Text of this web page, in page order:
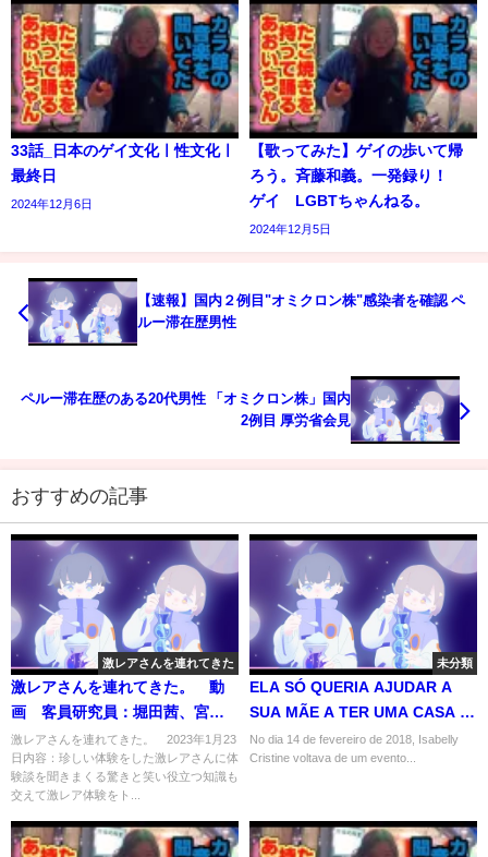
33話_日本のゲイ文化ㅣ性文化ㅣ
最終日
2024年12月6日
【歌ってみた】ゲイの歩いて帰
ろう。斉藤和義。一発録り！
ゲイ LGBTちゃんねる。
2024年12月5日
【速報】国内２例目"オミクロン株"感染者を確認 ペ
ルー滞在歴男性
ペルー滞在歴のある20代男性 「オミクロン株」国内
2例目 厚労省会見
おすすめの記事
激レアさんを連れてきた
激レアさんを連れてきた。 動
画 客員研究員：堀田茜、宮沢
氷魚 1月23日
激レアさんを連れてきた。 2023年1月23
日内容：珍しい体験をした激レアさんに体
験談を聞きまくる驚きと笑い役立つ知識も
交えて激レア体験をト...
未分類
ELA SÓ QUERIA AJUDAR A
SUA MÃE A TER UMA CASA -
CASO YOUTUBER ISABELLY -
INVESTIGAÇÃO CRIMINAL
No dia 14 de fevereiro de 2018, Isabelly
Cristine voltava de um evento...